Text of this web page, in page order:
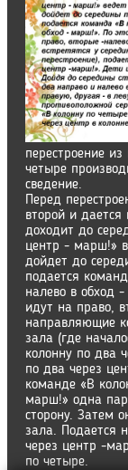
перестроение
четыре
сведение.
Перед
второй и
доходит до
центр - марш!»
дойдет до
подается
налево в обход
идут на право,
направляющие
зала (где
колонну по два
по два через
команде «В
марш!» одна
сторону. Затем
зала. Подается
через центр -
по четыре.